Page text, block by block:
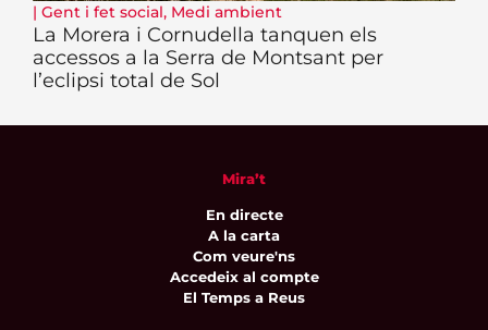
| Gent i fet social, Medi ambient
La Morera i Cornudella tanquen els
accessos a la Serra de Montsant per
l’eclipsi total de Sol
Mira’t
En directe
A la carta
Com veure'ns
Accedeix al compte
El Temps a Reus